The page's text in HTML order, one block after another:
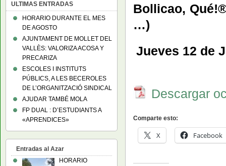
Bollicao,
…)
Jueves 12 de
Descargar
Comparte esto:
X Facebook
ULTIMAS ENTRADAS
HORARIO DURANTE EL MES
DE AGOSTO
AJUNTAMENT DE MOLLET DEL
VALLÈS: VALORIZA ACOSA Y
PRECARIZA
ESCOLES I INSTITUTS
PÚBLICS, A LES BECEROLES
DE L’ORGANITZACIÓ SINDICAL
AJUDAR TAMBÉ MOLA
FP DUAL : D’ESTUDIANTS A
«APRENDICES»
Entradas al Azar
HORARIO